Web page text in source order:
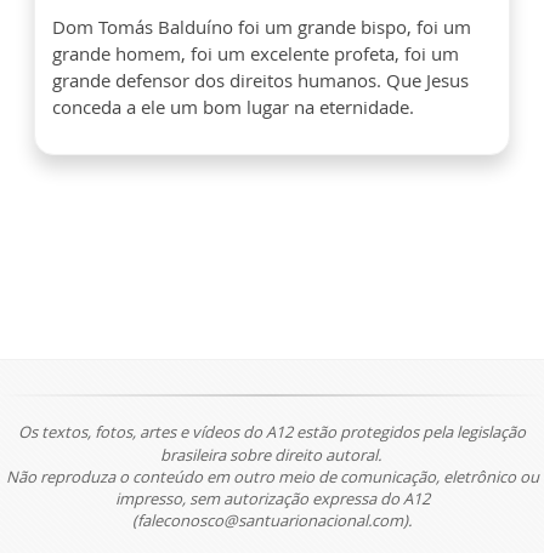
Dom Tomás Balduíno foi um grande bispo, foi um
grande homem, foi um excelente profeta, foi um
grande defensor dos direitos humanos. Que Jesus
conceda a ele um bom lugar na eternidade.
Os textos, fotos, artes e vídeos do A12 estão protegidos pela legislação
brasileira sobre direito autoral.
Não reproduza o conteúdo em outro meio de comunicação, eletrônico ou
impresso, sem autorização expressa do A12
(faleconosco@santuarionacional.com).